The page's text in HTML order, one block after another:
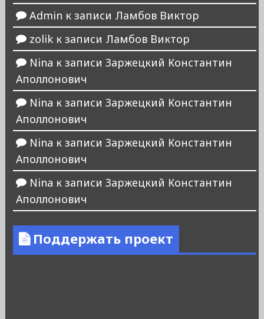
Admin к записи Ламбов Виктор
zolikк записи Ламбов Виктор
Nina к записи Заржецкий Константин
Аполлонович
Nina к записи Заржецкий Константин
Аполлонович
Nina к записи Заржецкий Константин
Аполлонович
Nina к записи Заржецкий Константин
Аполлонович
Поддержать проект